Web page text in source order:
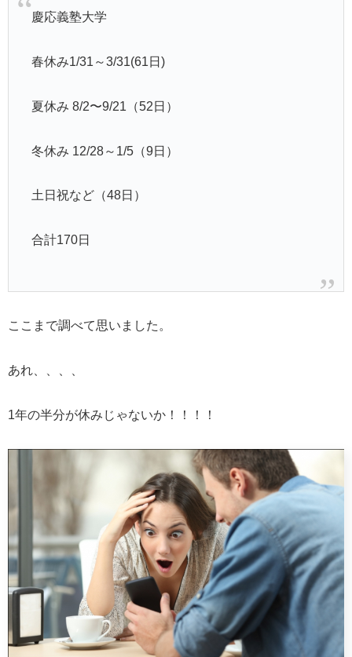
慶応義塾大学
春休み1/31～3/31(61日)
夏休み 8/2〜9/21（52日）
冬休み 12/28～1/5（9日）
土日祝など（48日）
合計170日
ここまで調べて思いました。
あれ、、、、
1年の半分が休みじゃないか！！！！